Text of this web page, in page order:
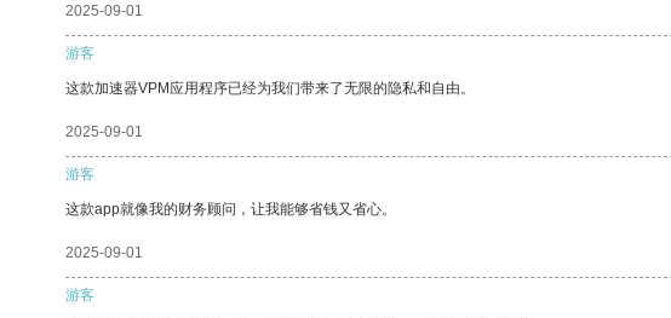
2025-09-01
游客
这款加速器VPM应用程序已经为我们带来了无限的隐私和自由。
2025-09-01
游客
这款app就像我的财务顾问，让我能够省钱又省心。
2025-09-01
游客